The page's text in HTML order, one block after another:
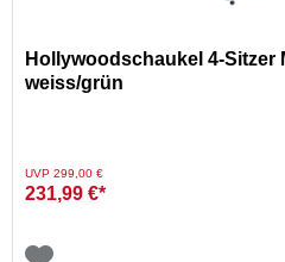
Hollywoodschaukel 4-Sitzer
weiss/grün
Preis reduziert von
UVP 299,00 €auf
231,99 €*